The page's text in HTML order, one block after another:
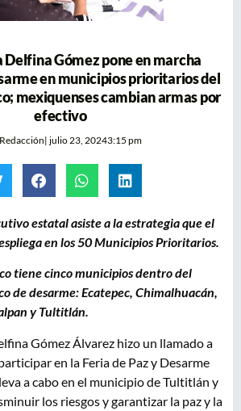
Delfina Gómez pone en marcha
en municipios prioritarios del
mexiquenses cambian armas por
efectivo
| julio 23, 20243:15 pm
estatal asiste a la estrategia que el
en los 50 Municipios Prioritarios.
tiene cinco municipios dentro del
de desarme: Ecatepec, Chimalhuacán,
y Tultitlán.
Gómez Álvarez hizo un llamado a
en la Feria de Paz y Desarme
a cabo en el municipio de Tultitlán y
los riesgos y garantizar la paz y la